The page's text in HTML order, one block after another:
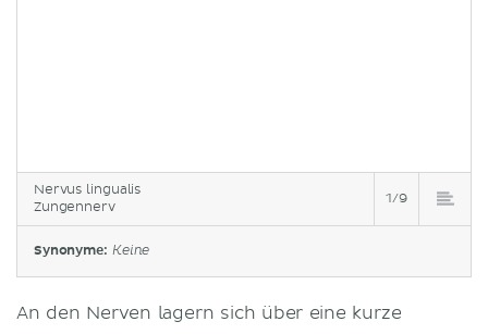
Nervus lingualis
Zungennerv
1/9
Synonyme: Keine
An den Nerven lagern sich über eine kurze